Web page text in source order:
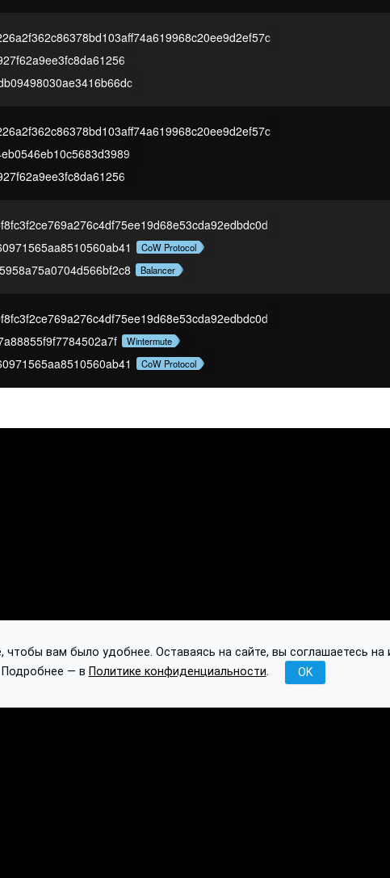
CoW Protocol
Balancer
Wintermute
CoW Protocol
вам было удобнее. Оставаясь на сайте, вы соглашаетесь на
Подробнее — в Политике конфиденциальности. OK